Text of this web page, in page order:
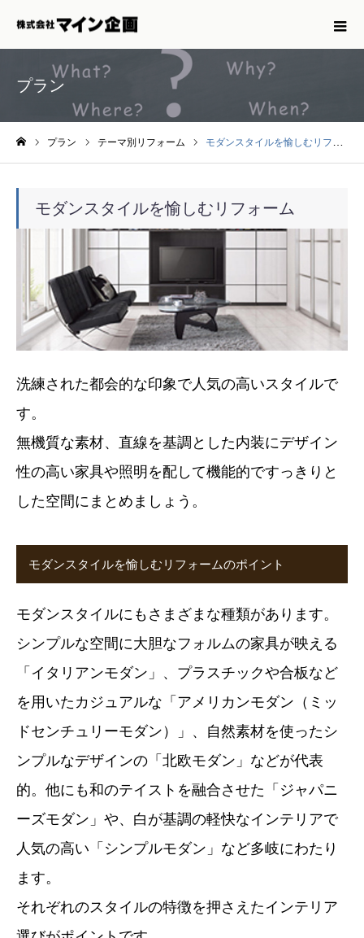
プラン
プラン テーマ別リフォーム モダンスタイルを愉しむリフォーム
モダンスタイルを愉しむリフォーム
洗練された都会的な印象で人気の高いスタイルで
す。
無機質な素材、直線を基調とした内装にデザイン
性の高い家具や照明を配して機能的ですっきりと
した空間にまとめましょう。
モダンスタイルを愉しむリフォームのポイント
モダンスタイルにもさまざまな種類があります。
シンプルな空間に大胆なフォルムの家具が映える
「イタリアンモダン」、プラスチックや合板など
を用いたカジュアルな「アメリカンモダン（ミッ
ドセンチュリーモダン）」、自然素材を使ったシ
ンプルなデザインの「北欧モダン」などが代表
的。他にも和のテイストを融合させた「ジャパニ
ーズモダン」や、白が基調の軽快なインテリアで
人気の高い「シンプルモダン」など多岐にわたり
ます。
それぞれのスタイルの特徴を押さえたインテリア